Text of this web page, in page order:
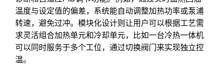
温度与设定值的偏差，系统能自动调整加热功率或泵浦
转速，避免过冲。模块化设计则让用户可以根据工艺需
求灵活组合加热单元和冷却单元，比如一台冷热一体机
可以同时服务于多个工位，通过切换阀门来实现独立控
温。